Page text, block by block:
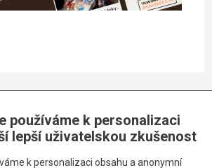
používáme k personalizaci
lepší uživatelskou zkušenost
k personalizaci obsahu a anonymní